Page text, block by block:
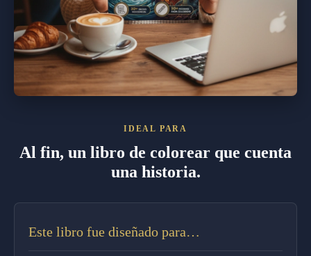
IDEAL PARA
Al fin, un libro de colorear que cuenta
una historia.
Este libro fue diseñado para…